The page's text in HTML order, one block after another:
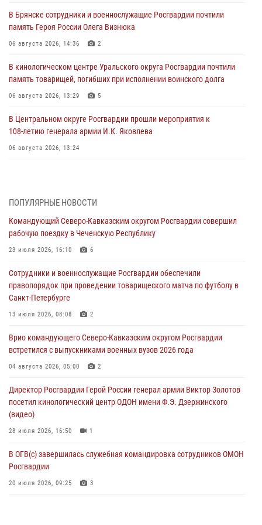
В Брянске сотрудники и военнослужащие Росгвардии почтили
память Героя России Олега Визнюка
06 августа 2026, 14:36 2
В кинологическом центре Уральского округа Росгвардии почтили
память товарищей, погибших при исполнении воинского долга
06 августа 2026, 13:29 5
В Центральном округе Росгвардии прошли мероприятия к
108‑летию генерала армии И.К. Яковлева
06 августа 2026, 13:24
06 августа 2026, 12:35 1
Росгвардейцы провели выставку вооружения для участников сбора
«Гвардеец» в Пензе (видео)
06 августа 2026, 12:00
В Курске росгвардейцы приняли участие в митинге, посвященном
второй годовщине вторжения ВСУ на территорию области
06 августа 2026, 11:56
угрожавшего подростку травматическим пистолетом
06 августа 2026, 11:33
крупная нарколаборатория
ПОПУЛЯРНЫЕ НОВОСТИ
Командующий Северо-Кавказским округом Росгвардии совершил
рабочую поездку в Чеченскую Республику
23 июля 2026, 16:10 6
Сотрудники и военнослужащие Росгвардии обеспечили
правопорядок при проведении товарищеского матча по футболу в
Санкт-Петербурге
13 июля 2026, 08:08 2
Врио командующего Северо-Кавказским округом Росгвардии
встретился с выпускниками военных вузов 2026 года
04 августа 2026, 05:00 2
Директор Росгвардии Герой России генерал армии Виктор Золотов
посетил кинологический центр ОДОН имени Ф.Э. Дзержинского
(видео)
28 июля 2026, 16:50 1
В ОГВ(с) завершилась служебная командировка сотрудников ОМОН
Росгвардии
20 июля 2026, 09:25 3